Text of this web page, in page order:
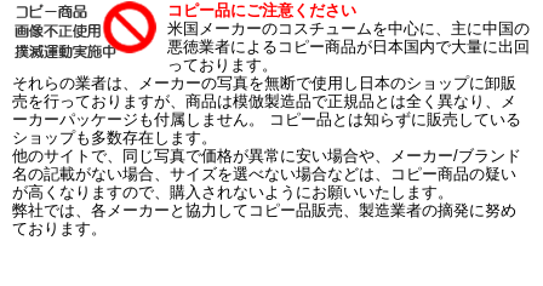
コピー品にご注意ください
米国メーカーのコスチュームを中心に、主に中国の
悪徳業者によるコピー商品が日本国内で大量に出回
っております。
それらの業者は、メーカーの写真を無断で使用し日本のショップに卸販
売を行っておりますが、商品は模倣製造品で正規品とは全く異なり、メ
ーカーパッケージも付属しません。 コピー品とは知らずに販売している
ショップも多数存在します。
他のサイトで、同じ写真で価格が異常に安い場合や、メーカー/ブランド
名の記載がない場合、サイズを選べない場合などは、コピー商品の疑い
が高くなりますので、購入されないようにお願いいたします。
弊社では、各メーカーと協力してコピー品販売、製造業者の摘発に努め
ております。